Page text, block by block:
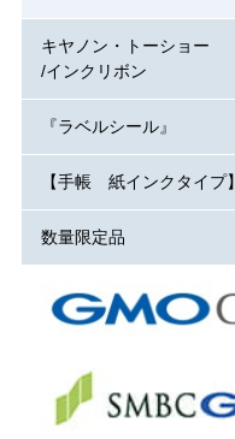
キヤノン・トーショー
/インクリボン
『ラベルシール』
【手帳 紙インクタイプ
数量限定品